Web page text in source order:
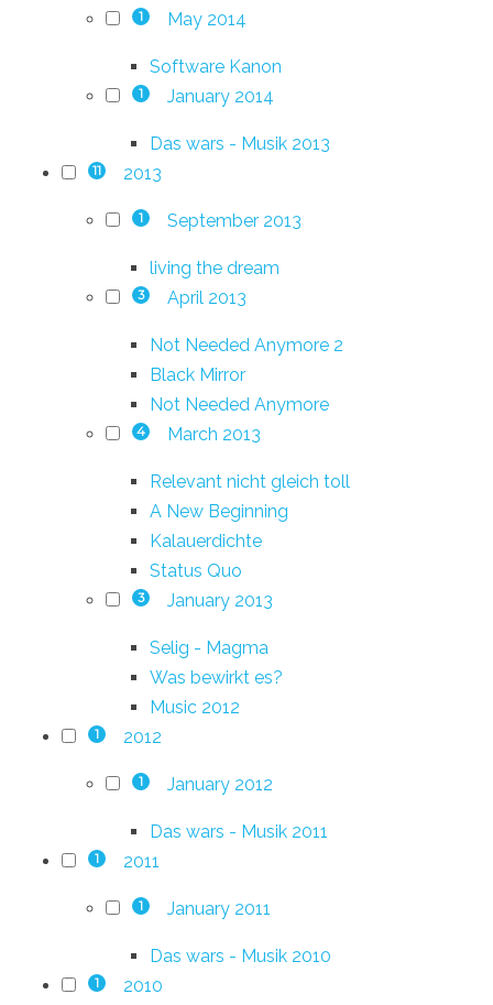
1 May 2014
Software Kanon
1 January 2014
Das wars - Musik 2013
11 2013
1 September 2013
living the dream
3 April 2013
Not Needed Anymore 2
Black Mirror
Not Needed Anymore
4 March 2013
Relevant nicht gleich toll
A New Beginning
Kalauerdichte
Status Quo
3 January 2013
Selig - Magma
Was bewirkt es?
Music 2012
1 2012
1 January 2012
Das wars - Musik 2011
1 2011
1 January 2011
Das wars - Musik 2010
1 2010